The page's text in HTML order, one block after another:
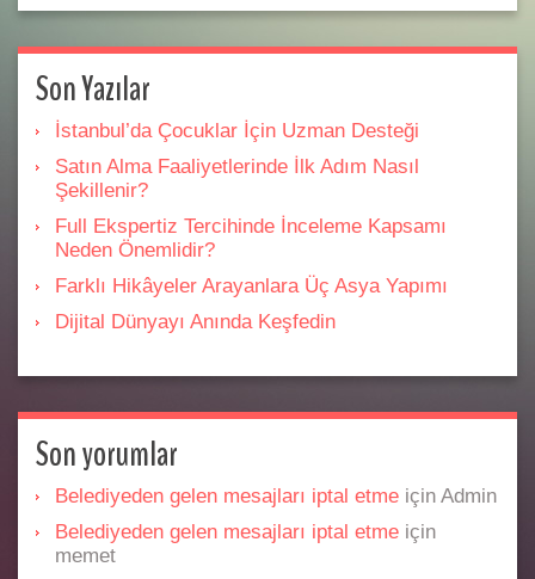
Son Yazılar
İstanbul’da Çocuklar İçin Uzman Desteği
Satın Alma Faaliyetlerinde İlk Adım Nasıl
Şekillenir?
Full Ekspertiz Tercihinde İnceleme Kapsamı
Neden Önemlidir?
Farklı Hikâyeler Arayanlara Üç Asya Yapımı
Dijital Dünyayı Anında Keşfedin
Son yorumlar
Belediyeden gelen mesajları iptal etme için Admin
Belediyeden gelen mesajları iptal etme için
memet